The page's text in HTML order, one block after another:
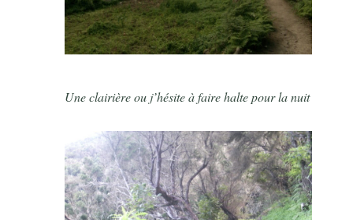
Une clairière ou j’hésite à faire halte pour la nuit